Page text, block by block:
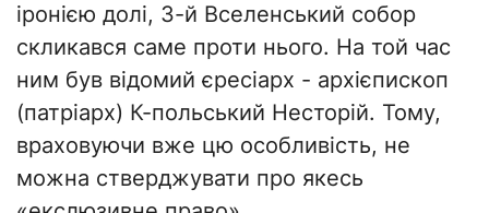
іронією долі, 3-й Вселенський собор
скликався саме проти нього. На той час
ним був відомий єресіарх - архієпископ
(патріарх) К-польський Несторій. Тому,
враховуючи вже цю особливість, не
можна стверджувати про якесь